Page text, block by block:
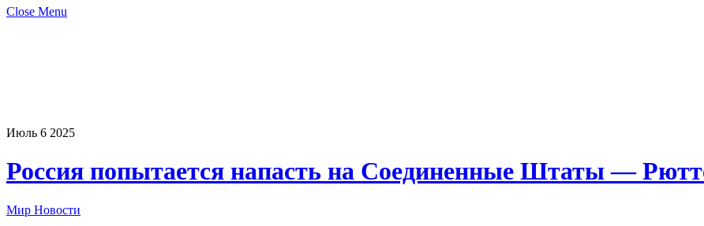
Close Menu
Июль 6 2025
Россия попытается напасть на Соединенные Штаты —
Мир Новости